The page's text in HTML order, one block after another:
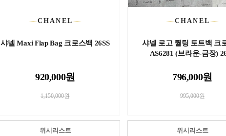
CHANEL
샤넬 Maxi Flap Bag 크로스백 26SS
920,000원
1,150,000원
위시리스트
CHANEL
샤넬 로고 퀄팅 토트백 크
AS6281 (브라운-금장)
796,000원
995,000원
위시리스트